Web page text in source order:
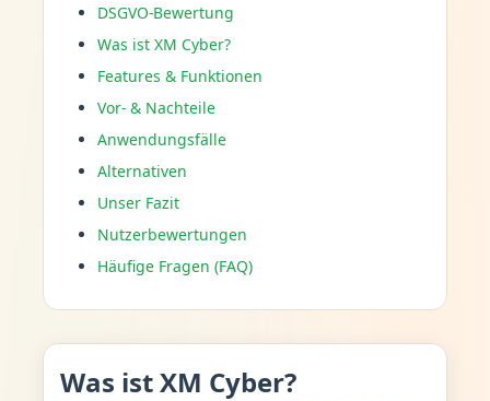
DSGVO-Bewertung
Was ist XM Cyber?
Features & Funktionen
Vor- & Nachteile
Anwendungsfälle
Alternativen
Unser Fazit
Nutzerbewertungen
Häufige Fragen (FAQ)
Was ist XM Cyber?